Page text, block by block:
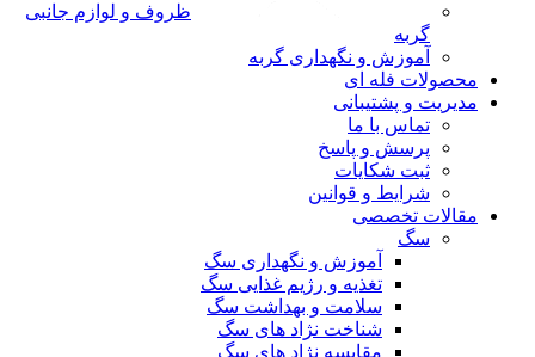
ظروف و لوازم جانبی
گربه
آموزش و نگهداری گربه
محصولات فله ای
مدیریت و پشتیبانی
تماس با ما
پرسش و پاسخ
ثبت شکایات
شرایط و قوانین
مقالات تخصصی
سگ
آموزش و نگهداری سگ
تغذیه و رژیم غذایی سگ
سلامت و بهداشت سگ
شناخت نژاد های سگ
مقایسه نژاد های سگ